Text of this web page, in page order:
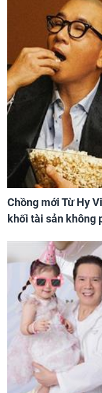
Chồng mới Từ Hy
khối tài sản không